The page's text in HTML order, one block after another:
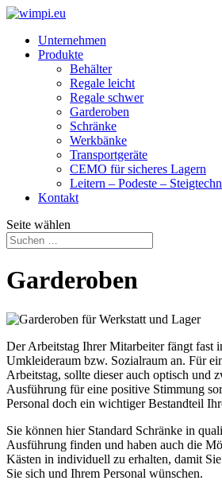
Unternehmen
Produkte
Behälter
Regale leicht
Regale schwer
Garderoben
Schränke
Werkbänke
Transport­geräte
CEMO für sicheres Lagern
Leitern – Podeste –
Kontakt
Seite wählen
Garderoben
Der Arbeitstag Ihrer Mitarbeiter fängt fast
Umkleideraum bzw. Sozialraum an. Für
Arbeitstag, sollte dieser auch optisch und
Ausführung für eine positive Stimmung
Personal doch ein wichtiger Bestandteil
Sie können hier Standard Schränke in
Ausführung finden und haben auch die
Kästen in individuell zu erhalten, damit Sie
Sie sich und Ihrem Personal wünschen.